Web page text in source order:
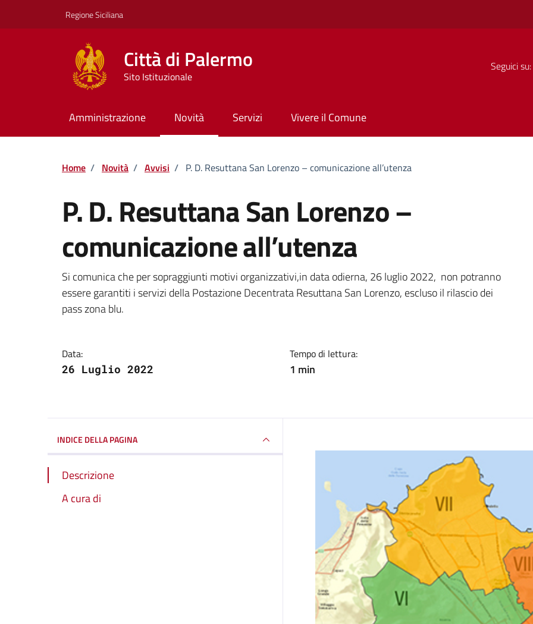
Regione Siciliana
Città di Palermo
Sito Istituzionale
Seguici su:
Amministrazione Novità Servizi Vivere il Comune
Home / Novità / Avvisi / P. D. Resuttana San Lorenzo – comunicazione all’utenza
P. D. Resuttana San Lorenzo –
comunicazione all’utenza
Dettagli della notizia
Si comunica che per sopraggiunti motivi organizzativi,in data odierna, 26 luglio 2022, non potranno
essere garantiti i servizi della Postazione Decentrata Resuttana San Lorenzo, escluso il rilascio dei
pass zona blu.
Data:
26 Luglio 2022
Tempo di lettura:
1 min
INDICE DELLA PAGINA
Descrizione
A cura di